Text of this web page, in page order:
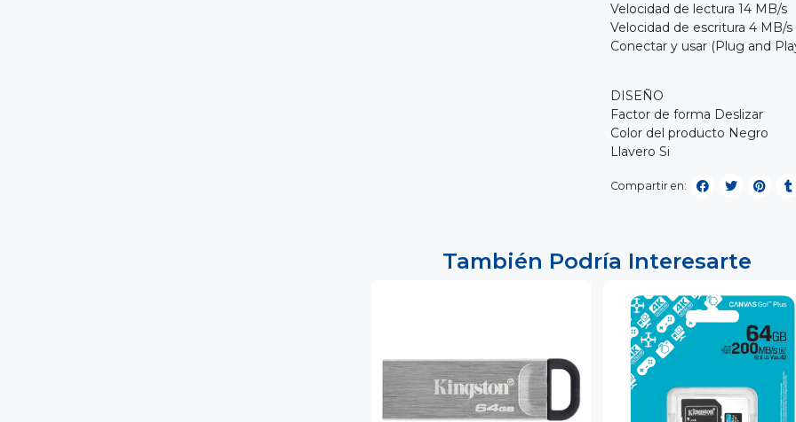
Velocidad de lectura 14 MB/s
Velocidad de escritura 4 MB/s
Conectar y usar (Plug and
DISEÑO
Factor de forma Deslizar
Color del producto Negro
Llavero Si
Compartir en:
También Podría Interesarte